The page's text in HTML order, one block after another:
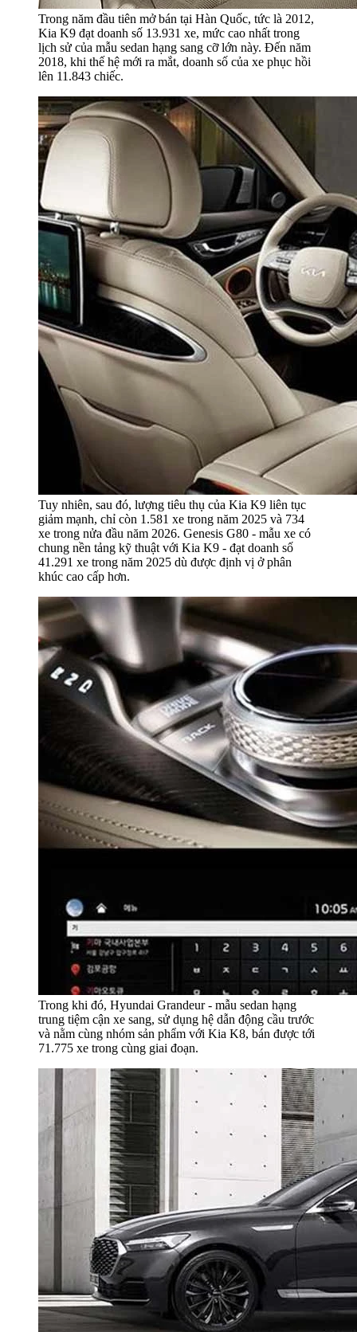
Trong năm đầu tiên mở bán tại Hàn Quốc, tức là 2012,
Kia K9 đạt doanh số 13.931 xe, mức cao nhất trong
lịch sử của mẫu sedan hạng sang cỡ lớn này. Đến năm
2018, khi thế hệ mới ra mắt, doanh số của xe phục hồi
lên 11.843 chiếc.
Tuy nhiên, sau đó, lượng tiêu thụ của Kia K9 liên tục
giảm mạnh, chỉ còn 1.581 xe trong năm 2025 và 734
xe trong nửa đầu năm 2026. Genesis G80 - mẫu xe có
chung nền tảng kỹ thuật với Kia K9 - đạt doanh số
41.291 xe trong năm 2025 dù được định vị ở phân
khúc cao cấp hơn.
Trong khi đó, Hyundai Grandeur - mẫu sedan hạng
trung tiệm cận xe sang, sử dụng hệ dẫn động cầu trước
và nằm cùng nhóm sản phẩm với Kia K8, bán được tới
71.775 xe trong cùng giai đoạn.